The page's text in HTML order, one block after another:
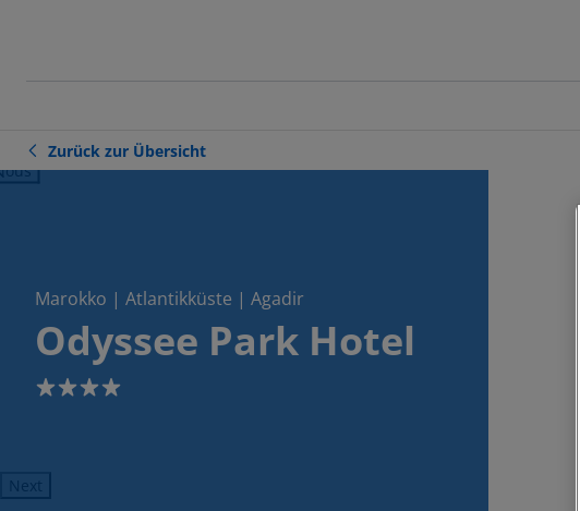
Zurück zur Übersicht
Marokko | Atlantikküste | Agadir
Odyssee Park Hotel
4
Next